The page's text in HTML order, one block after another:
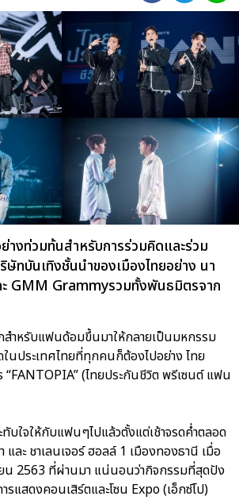
างท่วมท้นสำหรับการร่วมคิดและร่วม
ษัทบันเทิงชั้นนำของเมืองไทยอย่าง นา
GMM Grammyรวมทั้งพันธมิตรจาก
ำหรับแฟนด้อมขึ้นมาให้กลายเป็นมหกรรม
ประเทศไทยที่ทุกคนก็ต้องไปอย่าง ไทย
(ไทยประกันชีวิต พรีเซนต์ แฟน
ทับใจให้กับแฟนๆไปแล้วตั้งแต่เช้าจรดค่ำตลอด
ละ ชาเลนเจอร์ ฮอลล์ 1 เมืองทองธานี เมื่อ
2563 ที่ผ่านมา แน่นอนว่ากิจกรรมที่สุดปัง
แสดงคอนเสิร์ตและโซน Expo (เอ็กซ์โป)